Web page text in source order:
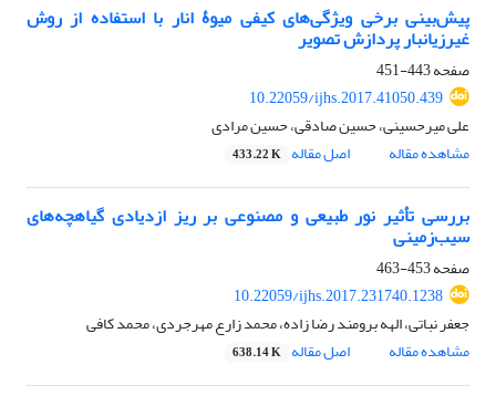
پیش‌بینی برخی ویژگی‌های کیفی میوۀ انار با استفاده از روش
غیرزیانبار پردازش تصویر
صفحه443-451
10.22059/ijhs.2017.41050.439
علی میرحسینی، حسین صادقی، حسین مرادی
مشاهده مقاله
اصل مقاله 433.22 K
بررسی تأثیر نور طبیعی و مصنوعی بر ریز ازدیادی گیاهچه‌های
سیب‌زمینی
صفحه453-463
10.22059/ijhs.2017.231740.1238
جعفر نباتی، الهه برومند رضا زاده، محمد زارع مهرجردی، محمد کافی
مشاهده مقاله
اصل مقاله 638.14 K